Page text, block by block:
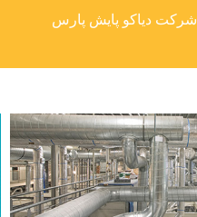
دیاکو پایش پارس